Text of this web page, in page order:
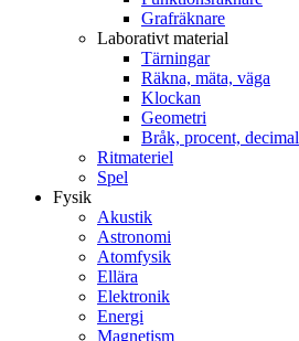
Grafräknare
Laborativt material
Tärningar
Räkna, mäta, väga
Klockan
Geometri
Bråk, procent, decimal
Ritmateriel
Spel
Fysik
Akustik
Astronomi
Atomfysik
Ellära
Elektronik
Energi
Magnetism